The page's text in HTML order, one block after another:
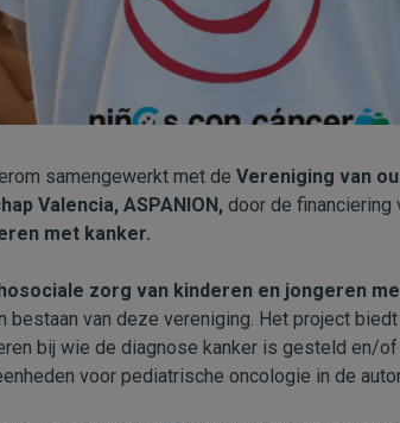
samengewerkt met de Vereniging van
Valencia, ASPANION, door de financiering
met kanker.
zorg van kinderen en jongeren
bestaan van deze vereniging. Het project
bij wie de diagnose kanker is gesteld en/
voor pediatrische oncologie in de